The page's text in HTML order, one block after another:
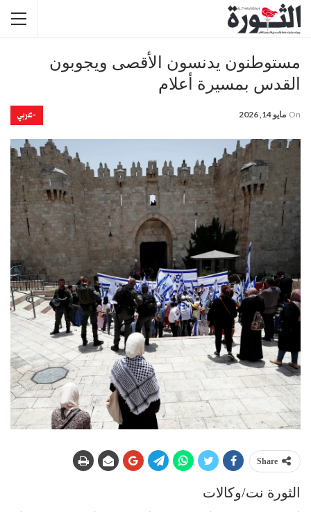
مستوطنون يدنسون الأقصى ويجوبون
القدس بمسيرة أعلام
-عربي On مايو 14, 2026
Share
الثورة نت/وكالات